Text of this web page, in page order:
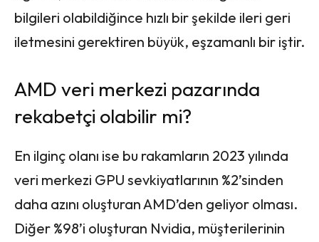
bilgileri olabildiğince hızlı bir şekilde ileri geri
iletmesini gerektiren büyük, eşzamanlı bir iştir.
AMD veri merkezi pazarında
rekabetçi olabilir mi?
En ilginç olanı ise bu rakamların 2023 yılında
veri merkezi GPU sevkiyatlarının %2’sinden
daha azını oluşturan AMD’den geliyor olması.
Diğer %98’i oluşturan Nvidia, müşterilerinin